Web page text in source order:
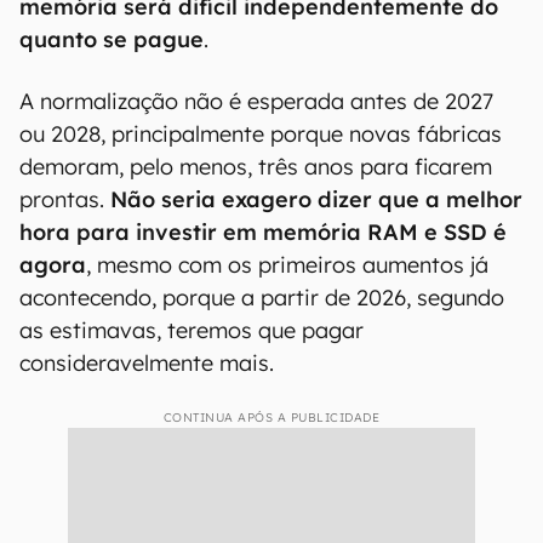
memória será difícil independentemente do
quanto se pague.
A normalização não é esperada antes de 2027
ou 2028, principalmente porque novas fábricas
demoram, pelo menos, três anos para ficarem
prontas. Não seria exagero dizer que a melhor
hora para investir em memória RAM e SSD é
agora, mesmo com os primeiros aumentos já
acontecendo, porque a partir de 2026, segundo
as estimavas, teremos que pagar
consideravelmente mais.
CONTINUA APÓS A PUBLICIDADE